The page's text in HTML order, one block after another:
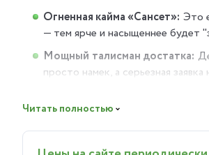
Огненная кайма «Сансет»: Это
— тем ярче и насыщеннее будет
Мощный талисман достатка:
просто намек, а серьезная
опрыскиваний и сложного ухода.
Куда идеально
Читать полностью